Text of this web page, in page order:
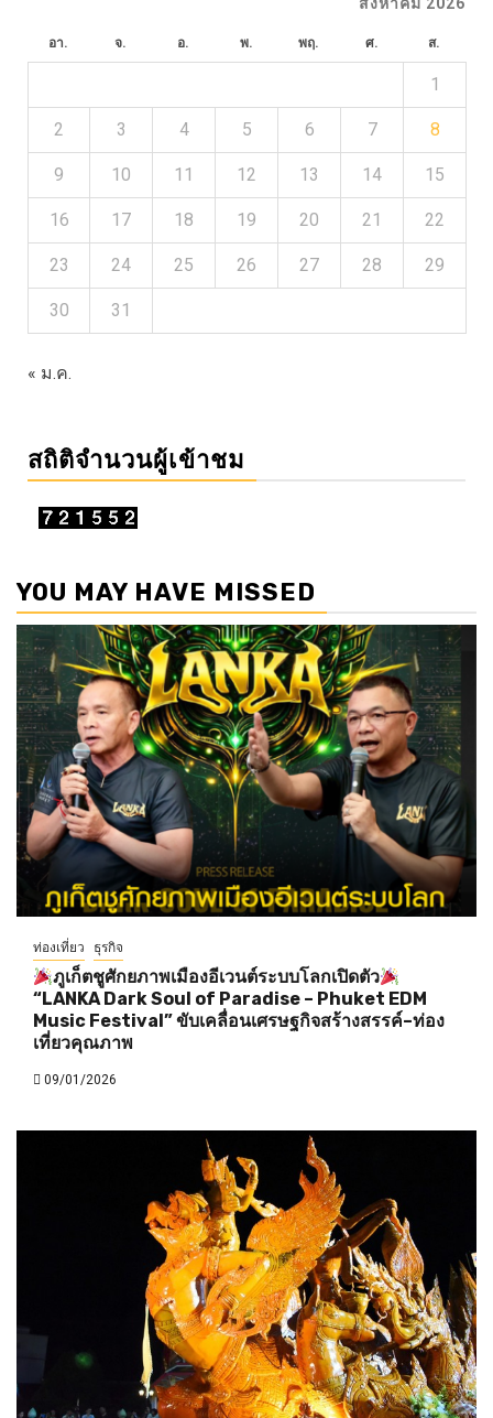
อา. จ. อ. พ. พฤ. ศ. ส.
1
2 3 4 5 6 7 8
9 10 11 12 13 14 15
16 17 18 19 20 21 22
23 24 25 26 27 28 29
30 31
« ม.ค.
สถิติจำนวนผู้เข้าชม
YOU MAY HAVE MISSED
ท่องเที่ยว ธุรกิจ
ภูเก็ตชูศักยภาพเมืองอีเวนต์ระบบโลกเปิดตัว
“LANKA Dark Soul of Paradise – Phuket EDM
Music Festival” ขับเคลื่อนเศรษฐกิจสร้างสรรค์–ท่อง
เที่ยวคุณภาพ
09/01/2026